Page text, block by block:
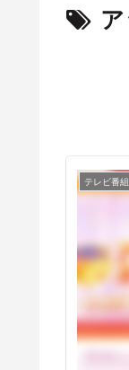
テレビ番